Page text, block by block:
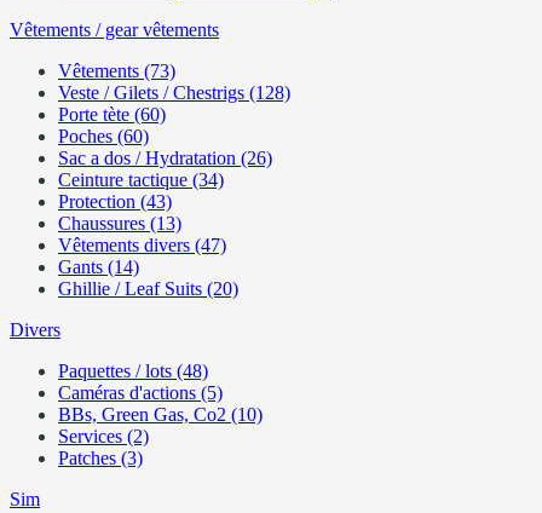
Vêtements / gear vêtements
Vêtements (73)
Veste / Gilets / Chestrigs (128)
Porte tète (60)
Poches (60)
Sac a dos / Hydratation (26)
Ceinture tactique (34)
Protection (43)
Chaussures (13)
Vêtements divers (47)
Gants (14)
Ghillie / Leaf Suits (20)
Divers
Paquettes / lots (48)
Caméras d'actions (5)
BBs, Green Gas, Co2 (10)
Services (2)
Patches (3)
Sim